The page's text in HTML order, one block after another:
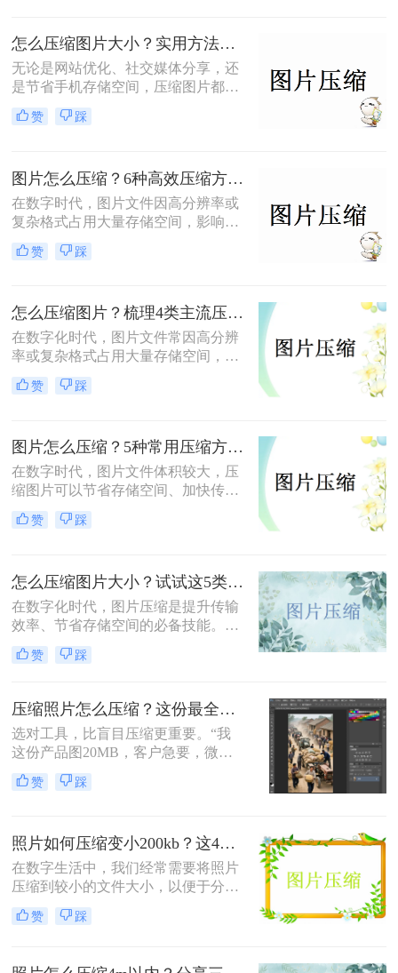
怎么压缩图片大小？实用方法分享（覆盖6种场景+参数优化+避坑技巧）！
无论是网站优化、社交媒体分享，还
是节省手机存储空间，压缩图片都是
刚需。那么怎么压缩图片大小呢？本
文从零基础小白到技术开发者，系统
赞 踩
图片怎么压缩？6种高效压缩方法分享！
在数字时代，图片文件因高分辨率或
复杂格式占用大量存储空间，影响传
输和加载速度。那么图片怎么压缩
呢？本文总结了6种高效压缩方法，
赞 踩
怎么压缩图片？梳理4类主流压缩方法！
在数字化时代，图片文件常因高分辨
率或复杂格式占用大量存储空间，影
响传输和加载速度。掌握高效压缩方
法不仅能节省空间，还能提升用户体
平衡画质与体积。
赞 踩
图片怎么压缩？5种常用压缩方法详解！
在数字时代，图片文件体积较大，压
缩图片可以节省存储空间、加快传输
速度或适应社交媒体、邮件等平台的
文件大小限制。那么图片怎么压缩
赞 踩
怎么压缩图片大小？试试这5类主流压缩方法！
在数字化时代，图片压缩是提升传输
效率、节省存储空间的必备技能。那
么怎么压缩图片大小呢？本文系统梳
理了 5 类主流压缩方法，助你高效平
赞 踩
压缩照片怎么压缩？这份最全压缩指南，小白也能轻松降80%！
选对工具，比盲目压缩更重要。“我
这份产品图20MB，客户急要，微信
死活发不出去！”一位做电商的朋友
半夜给我发来消息。这场景，想必很
赞 踩
照片如何压缩变小200kb？这4种压缩方法请务必学会！
在数字生活中，我们经常需要将照片
压缩到较小的文件大小，以便于分
享、上传或存储。那么照片如何压缩
变小200kb呢？本文将介绍四种将照
赞 踩